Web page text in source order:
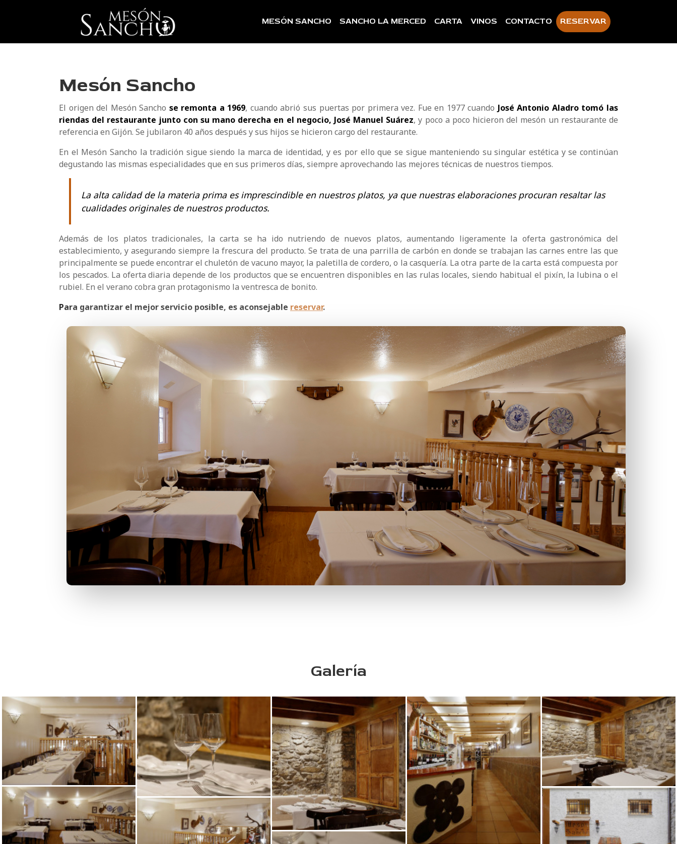
MESÓN SANCHO SANCHO LA MERCED CARTA VINOS CONTACTO RESERVAR
Mesón Sancho
El origen del Mesón Sancho se remonta a 1969, cuando abrió sus puertas por primera vez. Fue en 1977 cuando José Antonio Aladro tomó las
riendas del restaurante junto con su mano derecha en el negocio, José Manuel Suárez, y poco a poco hicieron del mesón un restaurante de
referencia en Gijón. Se jubilaron 40 años después y sus hijos se hicieron cargo del restaurante.
En el Mesón Sancho la tradición sigue siendo la marca de identidad, y es por ello que se sigue manteniendo su singular estética y se continúan
degustando las mismas especialidades que en sus primeros días, siempre aprovechando las mejores técnicas de nuestros tiempos.
La alta calidad de la materia prima es imprescindible en nuestros platos, ya que nuestras elaboraciones procuran resaltar las
cualidades originales de nuestros productos.
Además de los platos tradicionales, la carta se ha ido nutriendo de nuevos platos, aumentando ligeramente la oferta gastronómica del
establecimiento, y asegurando siempre la frescura del producto. Se trata de una parrilla de carbón en donde se trabajan las carnes entre las que
principalmente se puede encontrar el chuletón de vacuno mayor, la paletilla de cordero, o la casquería. La otra parte de la carta está compuesta por
los pescados. La oferta diaria depende de los productos que se encuentren disponibles en las rulas locales, siendo habitual el pixín, la lubina o el
rubiel. En el verano cobra gran protagonismo la ventresca de bonito.
Para garantizar el mejor servicio posible, es aconsejable reservar.
Galería